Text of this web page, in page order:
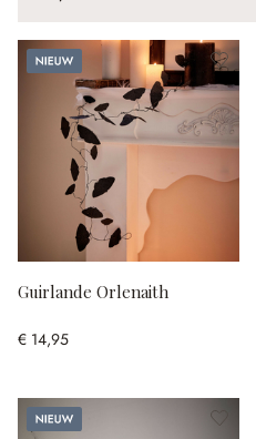
Nieuw
Guirlande Orlenaith
€ 14,95
Nieuw